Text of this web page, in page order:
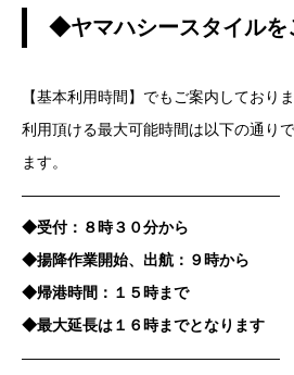
◆ヤマハシースタイルを
【基本利用時間】でもご案内しており
利用頂ける最大可能時間は以下の通り
ます。
—————————————————
◆受付：８時３０分から
◆揚降作業開始、出航：９時から
◆帰港時間：１５時まで
◆最大延長は１６時までとなります
—————————————————